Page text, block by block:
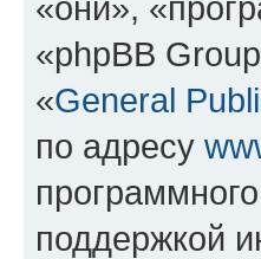
«phpBB
«General
по адресу
поддержкой